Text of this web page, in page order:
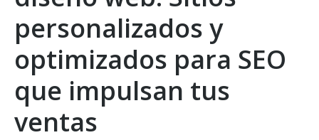
personalizados y
optimizados para SEO
que impulsan tus
ventas